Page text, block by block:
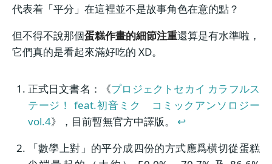
代表着「平分」在這裡並不是故事角色在意的點？
但不得不說那個蛋糕作畫的細節注重還算是有水準啦，
它們真的是看起來滿好吃的 XD。
正式日文書名：《プロジェクトセカイ カラフルス
テージ！ feat.初音ミク コミックアンソロジー
vol.4》，目前暫無官方中譯版。 ↩︎
「數學上對」的平分成四份的方式應爲橫切從蛋糕